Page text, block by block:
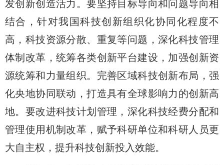
发创新创造活力。要坚持目标导向和问题导向相
结合，针对我国科技创新组织化协同化程度不
高，科技资源分散、重复等问题，深化科技管理
体制改革，统筹各类创新平台建设，加强创新资
源统筹和力量组织。完善区域科技创新布局，强
化央地协同联动，打造具有全球影响力的创新高
地。要改进科技计划管理，深化科技经费分配和
管理使用机制改革，赋予科研单位和科研人员更
大自主权，提升科技创新投入效能。